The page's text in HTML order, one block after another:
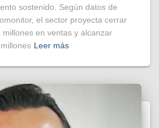
sostenido. Según datos de
el sector proyecta cerrar
millones en ventas y alcanzar
Leer más